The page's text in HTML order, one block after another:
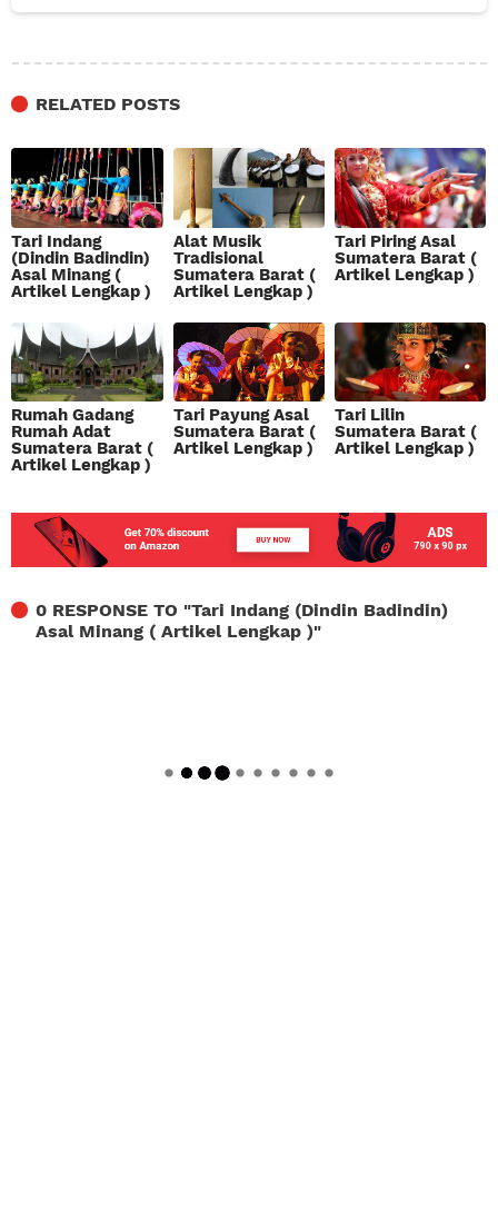
RELATED POSTS
Tari Indang
(Dindin Badindin)
Asal Minang (
Artikel Lengkap )
Alat Musik
Tradisional
Sumatera Barat (
Artikel Lengkap )
Tari Piring Asal
Sumatera Barat (
Artikel Lengkap )
Rumah Gadang
Rumah Adat
Sumatera Barat (
Artikel Lengkap )
Tari Payung Asal
Sumatera Barat (
Artikel Lengkap )
Tari Lilin
Sumatera Barat (
Artikel Lengkap )
0 RESPONSE TO "Tari Indang (Dindin Badindin)
Asal Minang ( Artikel Lengkap )"